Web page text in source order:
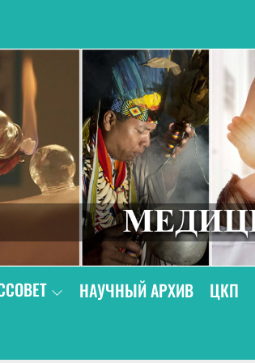
НАУЧНЫЙ АРХИВ ЦКП